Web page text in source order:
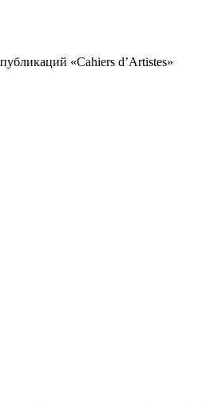
«Cahiers d’Artistes»